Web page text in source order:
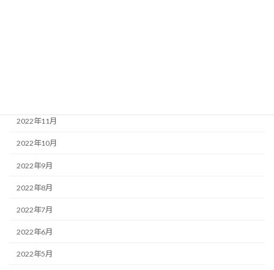
2022年11月
2022年10月
2022年9月
2022年8月
2022年7月
2022年6月
2022年5月